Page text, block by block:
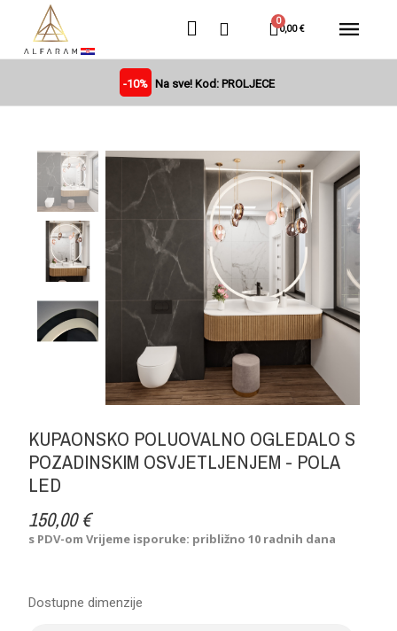
0,00 €
-10% Na sve! Kod: PROLJECE
KUPAONSKO POLUOVALNO OGLEDALO S
POZADINSKIM OSVJETLJENJEM - POLA
LED
150,00 €
s PDV-omVrijeme isporuke: približno 10 radnih dana
Dostupne dimenzije